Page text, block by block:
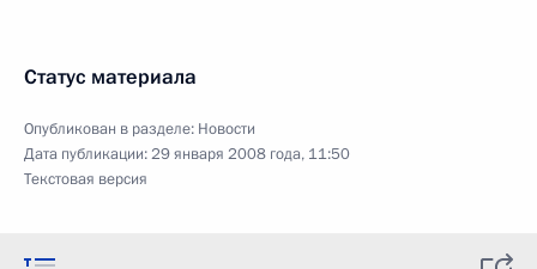
Статус материала
Опубликован в разделе: Новости
Дата публикации:29 января 2008 года, 11:50
Текстовая версия